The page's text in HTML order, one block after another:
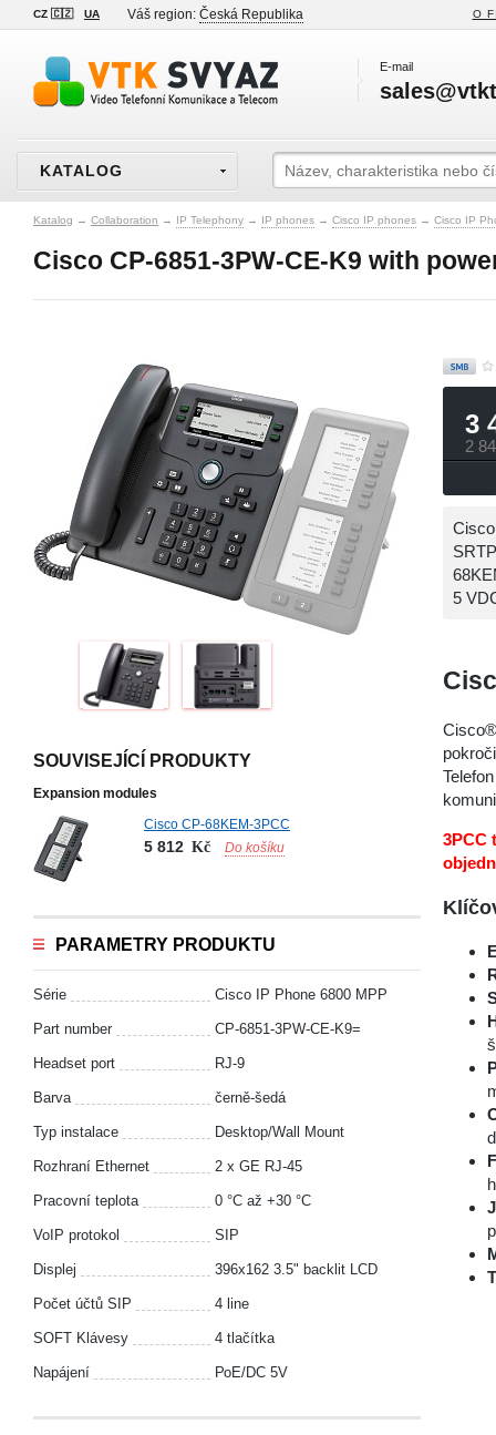
CZ 🇨🇿 UA Váš region: Česká Republika O
E-mail
KATALOG
Katalog → Collaboration → IP Telephony → IP phones → Cisco IP phones → Cisco IP
Cisco CP-6851-3PW-CE-K9 with
SOUVISEJÍCÍ PRODUKTY
Expansion modules
Cisco CP-68KEM-3PCC
5 812 Kč Do košíku
PARAMETRY PRODUKTU
Série Cisco IP Phone 6800 MPP
Part number CP-6851-3PW-CE-K9=
Headset port RJ-9
Barva černě-šedá
Typ instalace Desktop/Wall Mount
Rozhraní Ethernet 2 x GE RJ-45
Pracovní teplota 0 °С až +30 °С
VoIP protokol SIP
Displej 396x162 3.5" backlit LCD
Počet účtů SIP 4 line
SOFT Klávesy 4 tlačítka
Napájení РоЕ/DC 5V
3
2
5
3PCC